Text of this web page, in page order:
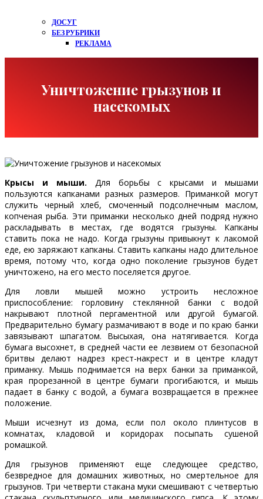
ДОСУГ
БЕЗ РУБРИКИ
РЕКЛАМА
Уничтожение грызунов и
насекомых
Крысы и мыши. Для борьбы с крысами и мышами
пользуются капканами разных размеров. Приманкой могут
служить черный хлеб, смоченный подсолнечным маслом,
копченая рыба. Эти приманки несколько дней подряд нужно
раскладывать в местах, где водятся грызуны. Капканы
ставить пока не надо. Когда грызуны привыкнут к лакомой
еде, ею заряжают капканы. Ставить капканы надо длительное
время, потому что, когда одно поколение грызунов будет
уничтожено, на его место поселяется другое.
Для ловли мышей можно устроить несложное
приспособление: горловину стеклянной банки с водой
накрывают плотной пергаментной или другой бумагой.
Предварительно бумагу размачивают в воде и по краю банки
завязывают шпагатом. Высыхая, она натягивается. Когда
бумага высохнет, в средней части ее лезвием от безопасной
бритвы делают надрез крест-накрест и в центре кладут
приманку. Мышь поднимается на верх банки за приманкой,
края прорезанной в центре бумаги прогибаются, и мышь
падает в банку с водой, а бумага возвращается в прежнее
положение.
Мыши исчезнут из дома, если пол около плинтусов в
комнатах, кладовой и коридорах посыпать сушеной
ромашкой.
Для грызунов применяют еще следующее средство,
безвредное для домашних животных, но смертельное для
грызунов. Три четверти стакана муки смешивают с четвертью